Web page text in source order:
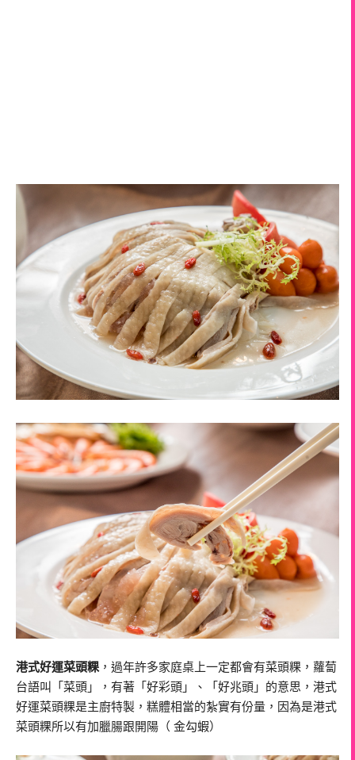
港式好運菜頭粿 ，過年許多家庭桌上一定都會有菜頭粿，蘿蔔
台語叫「菜頭」，有著「好彩頭」、「好兆頭」的意思，港式
好運菜頭粿是主廚特製，糕體相當的紮實有份量，因為是港式
菜頭粿所以有加臘腸跟開陽（ 金勾蝦）